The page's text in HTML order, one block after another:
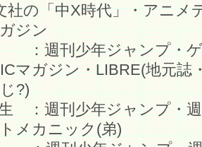
社の「中X時代」・アニメ
ジン
週刊少年ジャンプ・ゲ
マガジン・LIBRE(地元誌
?)
：週刊少年ジャンプ・
メカニック(弟)